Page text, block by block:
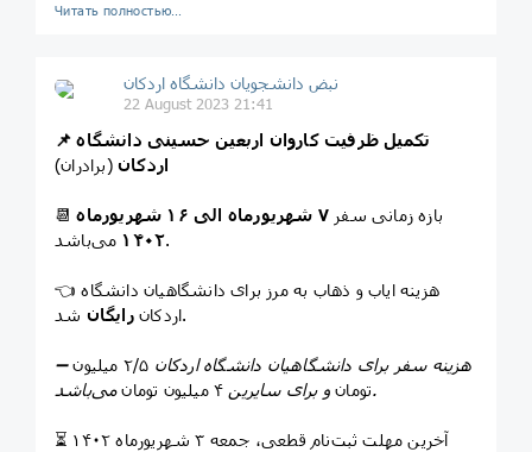
Читать полностью…
نبض دانشجویان دانشگاه اردکان
22 August 2023 21:41
📌 تکمیل ظرفیت کاروان اربعین حسینی دانشگاه
اردکان (برادران)
📆 بازه زمانی سفر
۷ شهریورماه الی ۱۶ شهریورماه
۱۴۰۲می‌باشد.
👈 هزینه ایاب و ذهاب به مرز برای دانشگاهیان دانشگاه
اردکانرایگان شد.
➖ هزینه سفر برای دانشگاهیان دانشگاه اردکان
۲/۵ میلیون
تومانو برای سایرین ۴ میلیون تومان می‌باشد.
⏳ آخرین مهلت ثبت‌نام قطعی، جمعه ۳ شهریورماه ۱۴۰۲